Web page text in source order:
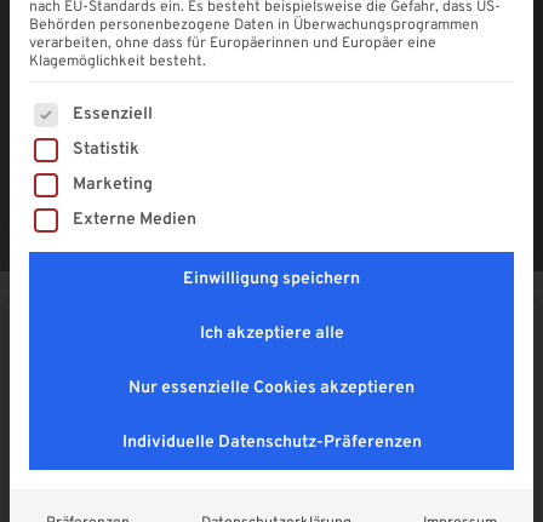
€
nach EU-Standards ein. Es besteht beispielsweise die Gefahr, dass US-
Behörden personenbezogene Daten in Überwachungsprogrammen
verarbeiten, ohne dass für Europäerinnen und Europäer eine
Klagemöglichkeit besteht.
Es folgt eine Liste der Service-Gruppen, für die eine
Essenziell
Statistik
Marketing
Externe Medien
Einwilligung speichern
Ich akzeptiere alle
Nur essenzielle Cookies akzeptieren
Individuelle Datenschutz-Präferenzen